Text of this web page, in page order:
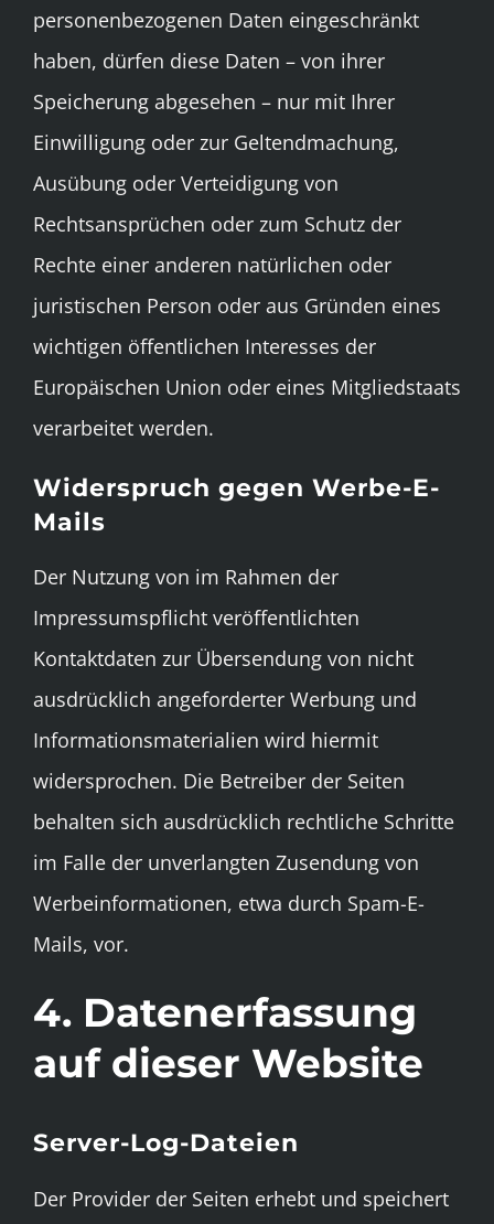
personenbezogenen Daten eingeschränkt
haben, dürfen diese Daten – von ihrer
Speicherung abgesehen – nur mit Ihrer
Einwilligung oder zur Geltendmachung,
Ausübung oder Verteidigung von
Rechtsansprüchen oder zum Schutz der
Rechte einer anderen natürlichen oder
juristischen Person oder aus Gründen eines
wichtigen öffentlichen Interesses der
Europäischen Union oder eines Mitgliedstaats
verarbeitet werden.
Widerspruch gegen Werbe-E-
Mails
Der Nutzung von im Rahmen der
Impressumspflicht veröffentlichten
Kontaktdaten zur Übersendung von nicht
ausdrücklich angeforderter Werbung und
Informationsmaterialien wird hiermit
widersprochen. Die Betreiber der Seiten
behalten sich ausdrücklich rechtliche Schritte
im Falle der unverlangten Zusendung von
Werbeinformationen, etwa durch Spam-E-
Mails, vor.
4. Datenerfassung
auf dieser Website
Server-Log-Dateien
Der Provider der Seiten erhebt und speichert